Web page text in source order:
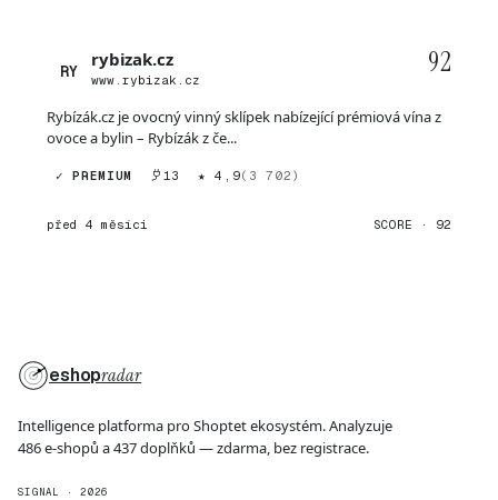
RY
rybizak.cz
www.rybizak.cz
92
Rybízák.cz je ovocný vinný sklípek nabízející prémiová vína z
ovoce a bylin – Rybízák z če...
✓ PREMIUM 13 ★ 4,9(3 702)
před 4 měsíci SCORE · 92
eshopradar
Intelligence platforma pro Shoptet ekosystém. Analyzuje
486 e-shopů a 437 doplňků — zdarma, bez registrace.
SIGNAL · 2026